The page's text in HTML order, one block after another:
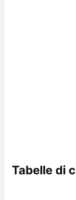
Tabelle di